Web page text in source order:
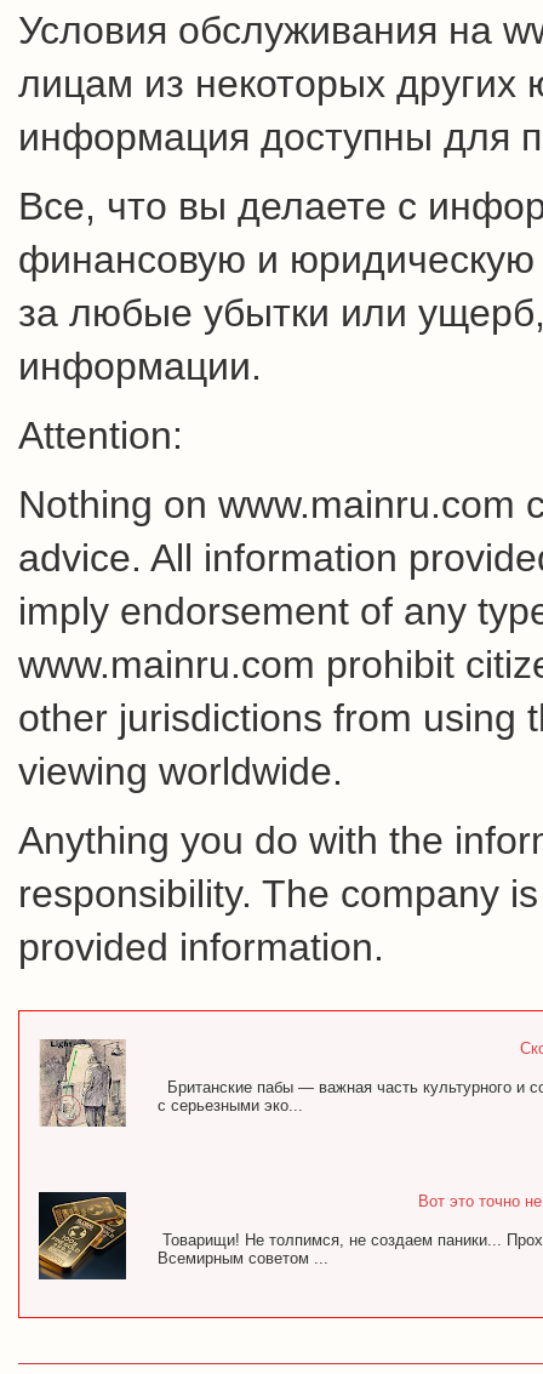
Условия обслуживания на
лицам из некоторых других
информация доступны для
Все, что вы делаете с
финансовую и юридическую
за любые убытки или
информации.
Attention:
Nothing on www.mainru.com
advice. All information
imply endorsement of any
www.mainru.com prohibit
other jurisdictions from using
viewing worldwide.
Anything you do with the
responsibility. The company
provided information.
Британские пабы — важная часть культурного и
с серьезными эко...
Вот это точно
Товарищи! Не толпимся, не создаем паники...
Всемирным советом ...